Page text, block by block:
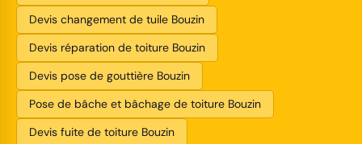
Devis changement de tuile Bouzin
Devis réparation de toiture Bouzin
Devis pose de gouttière Bouzin
Pose de bâche et bâchage de toiture Bouzin
Devis fuite de toiture Bouzin